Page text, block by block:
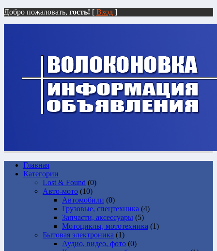
Добро пожаловать, гость! [ Вход ]
Главная
Категории
Lost & Found (0)
Авто-мото (10)
Автомобили (0)
Грузовые, спецтехника (4)
Запчасти, аксессуары (5)
Мотоциклы, мототехника (1)
Бытовая электроника (1)
Аудио, видео, фото (0)